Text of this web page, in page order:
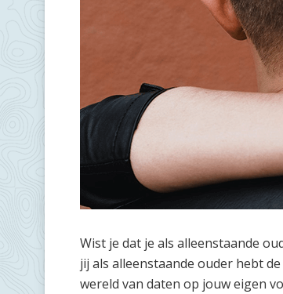
Wist je dat je als alleenstaande
jij als alleenstaande ouder hebt
wereld van daten op jouw eigen